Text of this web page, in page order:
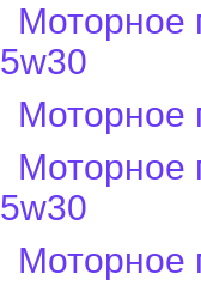
Моторное
5w30
Моторное
Моторное
5w30
Моторное